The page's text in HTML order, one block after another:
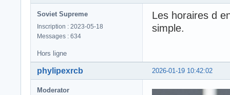
Soviet Supreme
Inscription : 2023-05-18
Messages : 634
Les horaires d
simple.
Hors ligne
2026-01-19 10:42:02
phylipexrcb
Moderator